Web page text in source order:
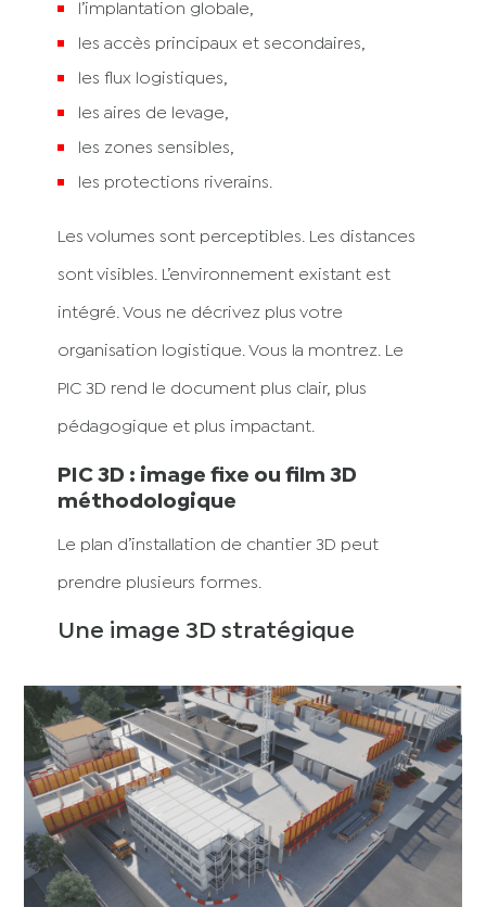
l’implantation globale,
les accès principaux et secondaires,
les flux logistiques,
les aires de levage,
les zones sensibles,
les protections riverains.
Les volumes sont perceptibles. Les distances
sont visibles. L’environnement existant est
intégré. Vous ne décrivez plus votre
organisation logistique. Vous la montrez. Le
PIC 3D rend le document plus clair, plus
pédagogique et plus impactant.
PIC 3D : image fixe ou film 3D
méthodologique
Le plan d’installation de chantier 3D peut
prendre plusieurs formes.
Une image 3D stratégique